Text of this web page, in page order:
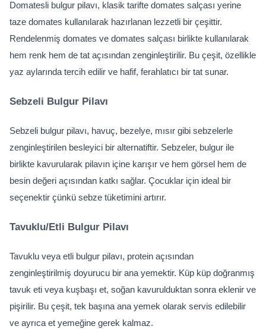
Domatesli bulgur pilavı, klasik tarifte domates salçası yerine
taze domates kullanılarak hazırlanan lezzetli bir çeşittir.
Rendelenmiş domates ve domates salçası birlikte kullanılarak
hem renk hem de tat açısından zenginleştirilir. Bu çeşit, özellikle
yaz aylarında tercih edilir ve hafif, ferahlatıcı bir tat sunar.
Sebzeli Bulgur Pilavı
Sebzeli bulgur pilavı, havuç, bezelye, mısır gibi sebzelerle
zenginleştirilen besleyici bir alternatiftir. Sebzeler, bulgur ile
birlikte kavurularak pilavın içine karışır ve hem görsel hem de
besin değeri açısından katkı sağlar. Çocuklar için ideal bir
seçenektir çünkü sebze tüketimini artırır.
Tavuklu/Etli Bulgur Pilavı
Tavuklu veya etli bulgur pilavı, protein açısından
zenginleştirilmiş doyurucu bir ana yemektir. Küp küp doğranmış
tavuk eti veya kuşbaşı et, soğan kavurulduktan sonra eklenir ve
pişirilir. Bu çeşit, tek başına ana yemek olarak servis edilebilir
ve ayrıca et yemeğine gerek kalmaz.